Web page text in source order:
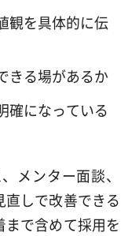
観を具体的に伝
きる場があるか
確になっている
メンター面談、
しで改善できる
で含めて採用を